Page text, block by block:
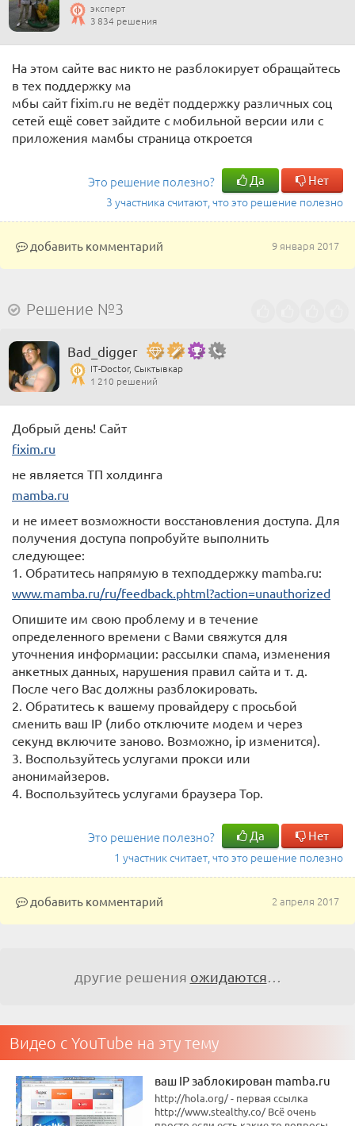
эксперт
3 834 решения
На этом сайте вас никто не разблокирует обращайтесь
в тех поддержку ма
мбы сайт fixim.ru не ведёт поддержку различных соц
сетей ещё совет зайдите с мобильной версии или с
приложения мамбы страница откроется
Это решение полезно? Да Нет
3 участника считают, что это решение полезно
9 января 2017
добавить комментарий
Решение №3
Bad_digger
IT-Doctor, Сыктывкар
1 210 решений
Добрый день! Сайт
fixim.ru
не является ТП холдинга
mamba.ru
и не имеет возможности восстановления доступа. Для
получения доступа попробуйте выполнить
следующее:
1. Обратитесь напрямую в техподдержку mamba.ru:
www.mamba.ru/ru/feedback.phtml?action=unauthorized
Опишите им свою проблему и в течение
определенного времени с Вами свяжутся для
уточнения информации: рассылки спама, изменения
анкетных данных, нарушения правил сайта и т. д.
После чего Вас должны разблокировать.
2. Обратитесь к вашему провайдеру с просьбой
сменить ваш IP (либо отключите модем и через
секунд включите заново. Возможно, ip изменится).
3. Воспользуйтесь услугами прокси или
анонимайзеров.
4. Воспользуйтесь услугами браузера Тор.
Это решение полезно? Да Нет
1 участник считает, что это решение полезно
2 апреля 2017
добавить комментарий
другие решения ожидаются
Видео с YouTube на эту тему
ваш IP заблокирован mamba.ru
http://hola.org/ - первая ссылка
http://www.stealthy.co/ Всё очень